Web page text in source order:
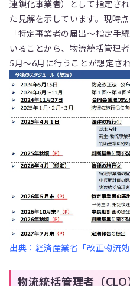
連鎖化事業者）として指定さ
た見解を示しています。現時
「特定事業者の届出〜指定手
いることから、物流統括管理
5月～6月に行うことが想定され
出典：経済産業省「改正物流
物流統括管理者（